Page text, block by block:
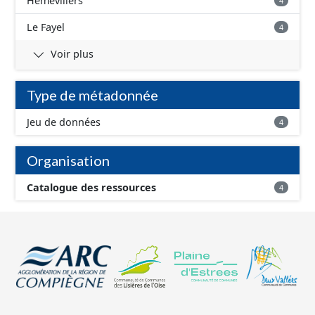
Le Fayel 4
Voir plus
Type de métadonnée
Jeu de données 4
Organisation
Catalogue des ressources 4